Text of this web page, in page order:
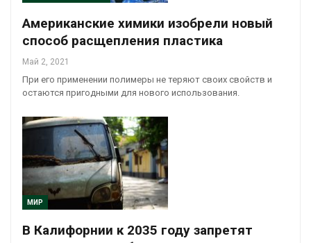
Американские химики изобрели новый
способ расщепления пластика
Май 2, 2021
При его применении полимеры не теряют своих свойств и
остаются пригодными для нового использования.
МИР
В Калифорнии к 2035 году запретят